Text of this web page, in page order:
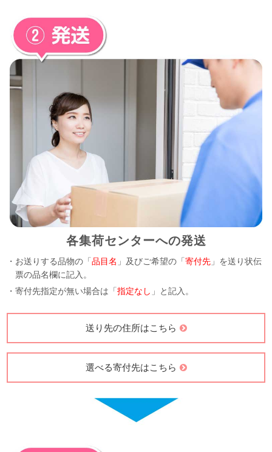
各集荷センターへの発送
・お送りする品物の「品目名 」及びご希望の「寄付先 」を送り状伝
票の品名欄に記入。
・寄付先指定が無い場合は「指定なし 」と記入。
送り先の住所はこちら
選べる寄付先はこちら